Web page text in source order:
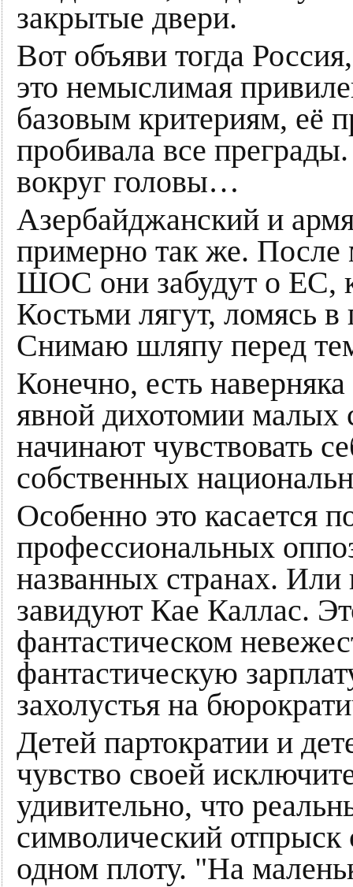
закрытые двери.
Вот объяви тогда
это немыслимая
базовым критериям, её
пробивала все
вокруг головы…
Азербайджанский и
примерно так же. После
ШОС они забудут о ЕС,
Костьми лягут, ломясь
Снимаю шляпу перед
Конечно, есть
явной дихотомии малых
начинают чувствовать
собственных
Особенно это касается
профессиональных
названных странах.
завидуют Кае Каллас.
фантастическом
фантастическую
захолустья на
Детей партократии и
чувство своей
удивительно, что
символический отпрыск
одном плоту. "На